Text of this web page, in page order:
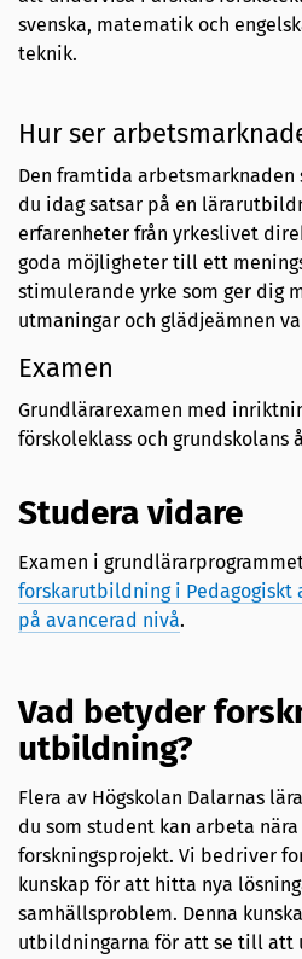
svenska, matematik och
teknik.
Hur ser
Den framtida arbetsmarknaden
du idag satsar på en
erfarenheter från yrkeslivet
goda möjligheter till ett
stimulerande yrke som ger dig
utmaningar och glädjeämnen
Examen
Grundlärarexamen med
förskoleklass och grundskolans
Studera vidare
Examen i
forskarutbildning i Pedagogiskt
på avancerad nivå.
Vad betyder
utbildning?
Flera av Högskolan Dalarnas
du som student kan arbeta
forskningsprojekt. Vi bedriver
kunskap för att hitta nya
samhällsproblem. Denna
utbildningarna för att se till att